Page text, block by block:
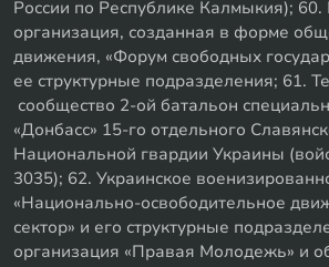
России по Республике Калмыкия);
организация, созданная в форме
движения, «Форум свободных
ее структурные подразделения; 61.
сообщество 2-ой батальон
«Донбасс» 15-го отдельного
Национальной гвардии Украины
3035); 62. Украинское
«Национально-освободительное
сектор» и его структурные
организация «Правая Молодежь» и